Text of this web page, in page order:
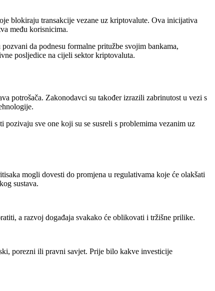
blokiraju transakcije vezane uz kriptovalute. Ova inicijativa
među korisnicima.
da podnesu formalne pritužbe svojim bankama,
posljedice na cijeli sektor kriptovaluta.
potrošača. Zakonodavci su također izrazili zabrinutost u vezi s
sve one koji su se susreli s problemima vezanim uz
mogli dovesti do promjena u regulativama koje će olakšati
sustava.
a razvoj događaja svakako će oblikovati i tržišne prilike.
porezni ili pravni savjet. Prije bilo kakve investicije